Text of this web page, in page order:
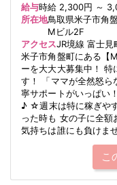
給与時給 2,300円 ～
所在地鳥取県米子市角
Mビル2F
アクセスJR境線 富士見
米子市角盤町にある【
ーを大大大募集中！ 特
す！ 「ママが全然怒
寧サポートがいっぱい
♪ ☆週末は特に稼ぎや
った時も 女の子に全
気持ちは誰にも負けま
こ